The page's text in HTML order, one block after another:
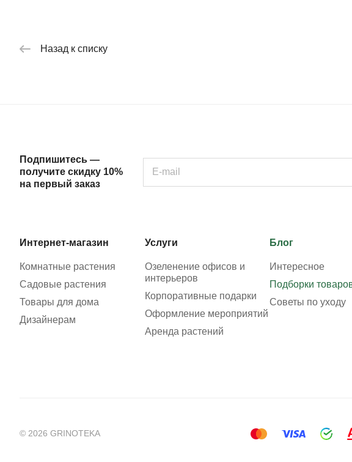
Назад к списку
Подпишитесь —
получите скидку 10%
на первый заказ
Интернет-магазин
Комнатные растения
Садовые растения
Товары для дома
Дизайнерам
Услуги
Озеленение офисов и
интерьеров
Корпоративные подарки
Оформление мероприятий
Аренда растений
Блог
Интересное
Подборки
Советы по уходу
© 2026 GRINOTEKA